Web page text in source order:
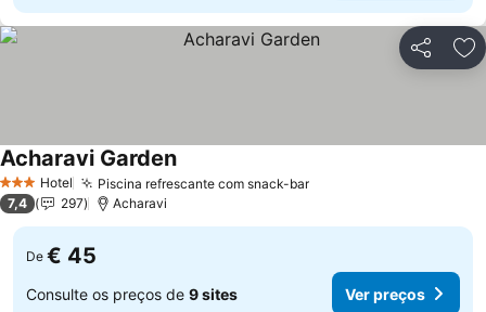
Partilhar
3 EstrelasHotel Piscina refrescante com snack-bar
Acharavi Garden
7,4 297 Acharavi
De € 45
Consulte os preços de 9 sites Ver preços